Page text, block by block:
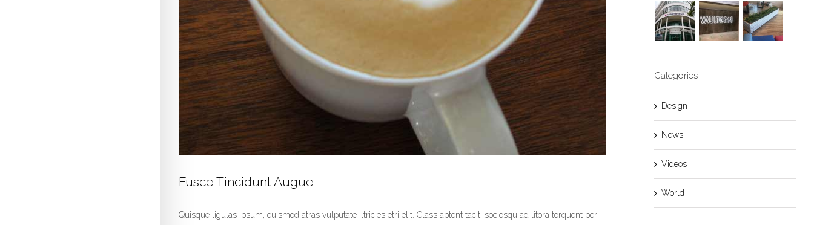
Fusce Tincidunt Augue
Quisque ligulas ipsum, euismod atras vulputate iltricies etri elit. Class aptent taciti sociosqu ad litora torquent per
Categories
Design
News
Videos
World